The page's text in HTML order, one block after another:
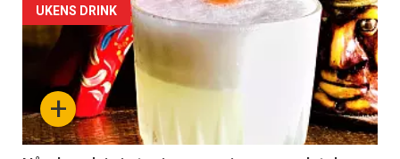
Forsiden
akkurat
nå
-
+
UKENS DRINK